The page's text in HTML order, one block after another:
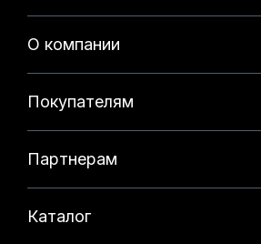
О компании
Покупателям
Партнерам
Каталог